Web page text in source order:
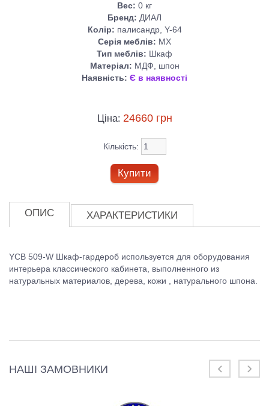
Веc: 0 кг
Бренд: ДИАЛ
Колір: палисандр, Y-64
Серія меблів: МХ
Тип меблів: Шкаф
Матеріал: МДФ, шпон
Наявність: Є в наявності
Ціна: 24660 грн
Кількість:
ОПИС ХАРАКТЕРИСТИКИ
YCB 509-W Шкаф-гардероб используется для оборудования
интерьера классического кабинета, выполненного из
натуральных материалов, дерева, кожи , натурального шпона.
НАШІ ЗАМОВНИКИ